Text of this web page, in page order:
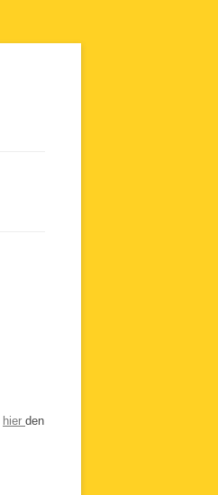
hier den